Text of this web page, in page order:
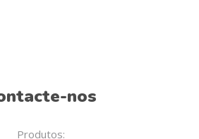
nos
Produtos: